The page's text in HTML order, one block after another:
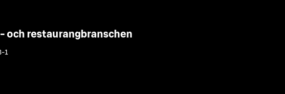
och restaurangbranschen
1